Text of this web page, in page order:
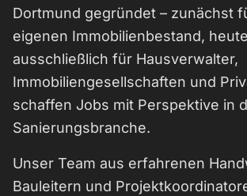
Dortmund gegründet – zunächst
eigenen Immobilienbestand, heute
ausschließlich für Hausverwalter,
Immobiliengesellschaften und
schaffen Jobs mit Perspektive in
Sanierungsbranche.
Unser Team aus erfahrenen
Bauleitern und